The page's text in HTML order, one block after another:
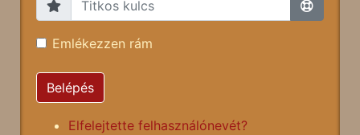
Emlékezzen rám
Belépés
Elfelejtette felhasználónevét?